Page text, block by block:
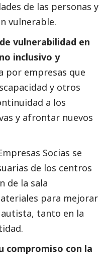
de las personas y
vulnerable.
vulnerabilidad en
inclusivo y
por empresas que
y otros
a los
y afrontar nuevos
Socias se
de los centros
de la sala
para mejorar
tanto en la
compromiso con la